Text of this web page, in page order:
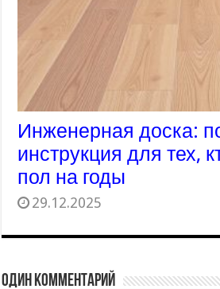
Инженерная доска:
инструкция для тех,
пол на годы
29.12.2025
Один комментарий